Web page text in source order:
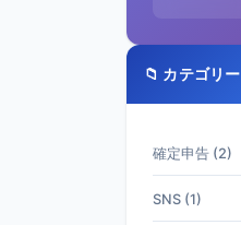
📁 カテゴリー
確定申告 (2)
SNS (1)